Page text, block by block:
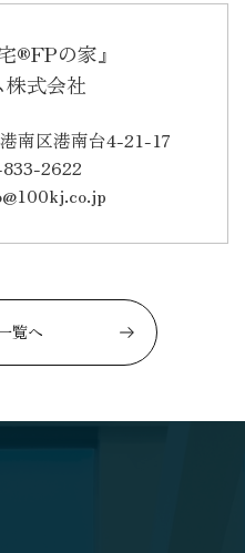
®FPの家』
式会社
南区港南台4-21-17
2622
覧へ